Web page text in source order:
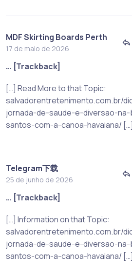
MDF Skirting Boards Perth
17 de maio de 2026
… [Trackback]
[…] Read More to that Topic:
salvadorentretenimento.com.br/
jornada-de-saude-e-diversao-
santos-com-a-canoa-havaiana/ […]
Telegram下载
25 de junho de 2026
… [Trackback]
[…] Information on that Topic:
salvadorentretenimento.com.br/
jornada-de-saude-e-diversao-
santos-com-a-canoa-havaiana/ […]